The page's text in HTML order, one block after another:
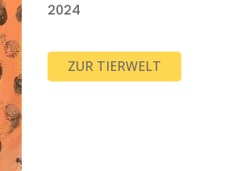
2024
ZUR TIERWELT